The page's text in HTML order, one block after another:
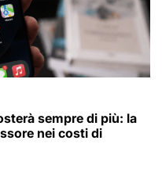
sempre di più: la
nei costi di